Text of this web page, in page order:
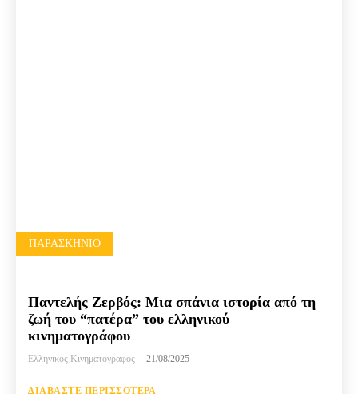
ΠΑΡΑΣΚΉΝΙΟ
Παντελής Ζερβός: Μια σπάνια ιστορία από τη
ζωή του “πατέρα” του ελληνικού
κινηματογράφου
Ελληνικος Κινηματογραφος - 21/08/2025
ΔΙΑΒΆΣΤΕ ΠΕΡΙΣΣΌΤΕΡΑ